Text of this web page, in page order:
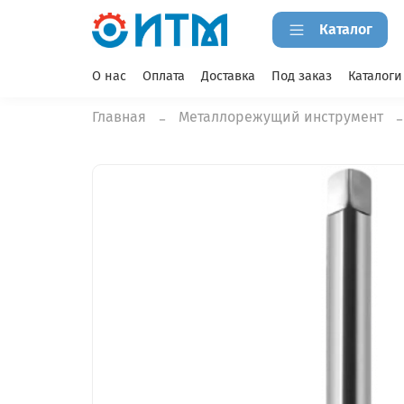
Каталог
О нас Оплата Доставка Под заказ Каталоги
Главная Металлорежущий инструмент